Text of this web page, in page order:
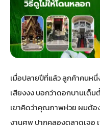
ดอกไม้หน้าโลง
จัดดอกไม้หน้ารูป
จัดดอกไม้หน้าโลง
ดอกไม้ศพ
พวงหรีดปทุม
พวงหรีดพระราม 2
พวงหรีด ปากคลองตลาด
พวงหรีดราคาถูก
น้าเมรุ ราคา
มรุ กรุงเทพ
ดอกไม้งานแต่ง
ไม้งานแต่ง แบบสวยๆ
สั่งพวงหรีดพัดลม
ร้านพวงหรีดพัดลม
พวงหรีดพัดลม ปากคลองตลาด
พวงหรีดพัดลม แบบสวยๆ
ค่าใช้จ่ายจัดงานศพ
จัดงานศพ วัด
จัดงานศพ ราคาถูก
เมื่อปลายปีที่แล้ว ลูกค้าคนห
เสียงงง บอกว่าดอกบานเต็
เขาคิดว่าคุณภาพห่วย ผมต้อ
งานศพ ปากคลองตลาดเจอ